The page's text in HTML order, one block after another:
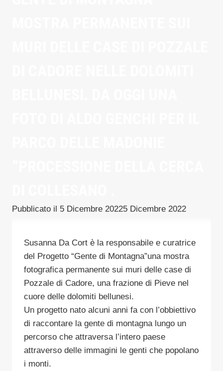
Pubblicato il 5 Dicembre 20225 Dicembre 2022
Susanna Da Cort è la responsabile e curatrice
del Progetto “Gente di Montagna”una mostra
fotografica permanente sui muri delle case di
Pozzale di Cadore, una frazione di Pieve nel
cuore delle dolomiti bellunesi.
Un progetto nato alcuni anni fa con l’obbiettivo
di raccontare la gente di montagna lungo un
percorso che attraversa l’intero paese
attraverso delle immagini le genti che popolano
i monti.